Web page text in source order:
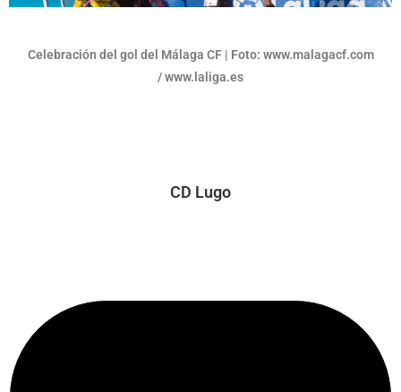
Celebración del gol del Málaga CF | Foto: www.malagacf.com
/ www.laliga.es
CD Lugo